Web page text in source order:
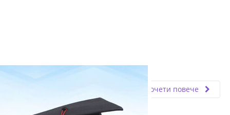
Fly.bg
Прочети повече